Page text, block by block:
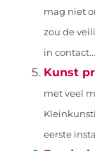
mag niet
zou de
in contact...
Kunst
met veel
eerste